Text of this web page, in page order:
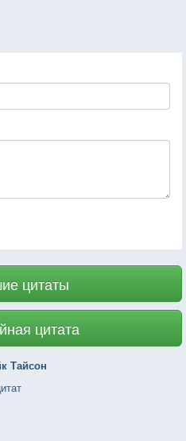
цитаты
цитата
Тайсон